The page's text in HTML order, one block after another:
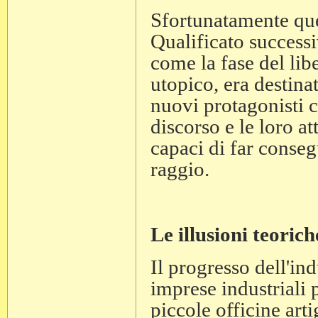
Sfortunatamente
Qualificato
come la fase del
utopico, era
nuovi protagonisti
discorso e le loro
capaci di far
raggio.
Le illusioni
Il progresso
imprese industriali
piccole officine